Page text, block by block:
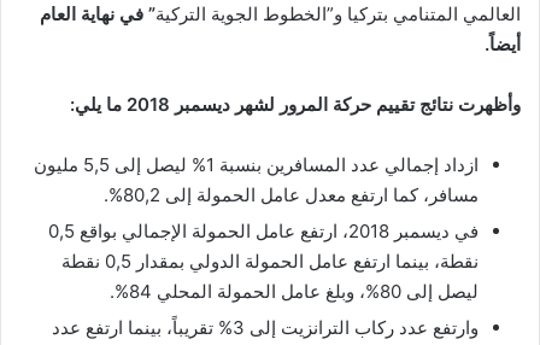
ا
و
ي
ا
العالمي المتنامي بتركيا و”الخطوط الجوية التركية” في نهاية العام
أيضاً.
وأظهرت نتائج تقييم حركة المرور لشهر ديسمبر 2018 ما يلي:
ازداد إجمالي عدد المسافرين بنسبة 1% ليصل إلى 5,5 مليون
مسافر، كما ارتفع معدل عامل الحمولة إلى 80,2%.
في ديسمبر 2018، ارتفع عامل الحمولة الإجمالي بواقع 0,5
نقطة، بينما ارتفع عامل الحمولة الدولي بمقدار 0,5 نقطة
ليصل إلى 80%، وبلغ عامل الحمولة المحلي 84%.
وارتفع عدد ركاب الترانزيت إلى 3% تقريباً، بينما ارتفع عدد